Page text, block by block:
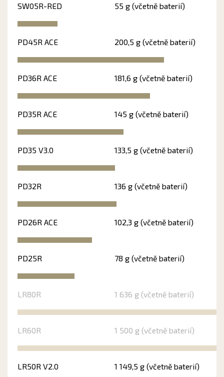
SW05R-RED 55 g (včetně baterií)
PD45R ACE 200,5 g (včetně baterií)
PD36R ACE 181,6 g (včetně baterií)
PD35R ACE 145 g (včetně baterií)
PD35 V3.0 133,5 g (včetně baterií)
PD32R 136 g (včetně baterií)
PD26R ACE 102,3 g (včetně baterií)
PD25R 78 g (včetně baterií)
LR80R 1 636 g (včetně baterií)
LR60R 1 500 g (včetně baterií)
LR50R V2.0 1 149,5 g (včetně baterií)